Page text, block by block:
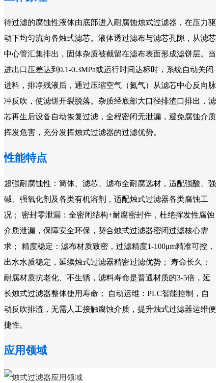
待过滤的腐蚀性液体由底部进入耐腐蚀烛式过滤器，在压力驱
动下均匀流向各烛式滤芯。液体透过滤布与滤芯孔隙，从滤芯
中心管汇集排出，固体杂质被截留在滤布表面形成滤饼层。当
进出口压差达到0.1-0.3MPa或运行时间达标时，系统自动关闭
进料，排净残液后，通过压缩空气（氮气）从滤芯中心反向脉
冲反吹，使滤饼开裂脱落。杂质经底部大口径排渣口排出，滤
芯再生后设备自动恢复过滤，全程密闭无泄漏，避免腐蚀介质
挥发危害，充分发挥烛式过滤器的过滤优势。
性能特点
超强耐腐蚀性：筒体、滤芯、滤布全耐腐选材，适配强酸、强
碱、强氧化剂及各类有机溶剂，适配烛式过滤器各类腐蚀工
况； 密封零泄漏：全密闭结构+耐腐密封件，杜绝挥发性腐蚀
介质泄漏，保障安全环保，契合烛式过滤器密闭过滤核心需
求； 精度稳定：滤布材质致密，过滤精度1-100μm精准可控，
出水水质稳定，延续烛式过滤器精密过滤优势； 寿命长久：
耐腐材质抗老化、不生锈，滤料寿命是普通材质的3-5倍，延
长烛式过滤器整体使用寿命； 自动运维：PLC智能控制，自
动反吹排渣，无需人工接触腐蚀介质，提升烛式过滤器运维便
捷性。
应用领域